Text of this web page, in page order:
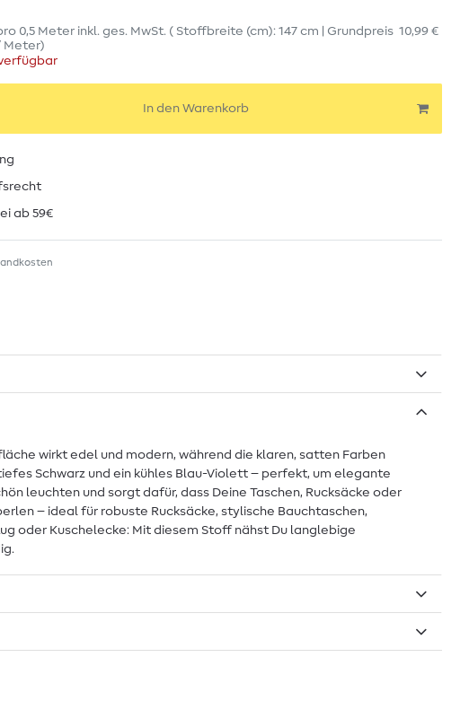
0,5 Meter inkl. ges. MwSt. ( Stoffbreite (cm): 147 cm | Grundpreis 10,99 €
Meter)
In den Warenkorb
ab 59€
wirkt edel und modern, während die klaren, satten Farben
Schwarz und ein kühles Blau-Violett – perfekt, um elegante
leuchten und sorgt dafür, dass Deine Taschen, Rucksäcke oder
– ideal für robuste Rucksäcke, stylische Bauchtaschen,
oder Kuschelecke: Mit diesem Stoff nähst Du langlebige